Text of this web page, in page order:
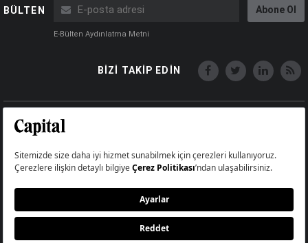
BÜLTEN Abone Ol
E-Bülten Aydınlatma Metni
BİZİ TAKİP EDİN
Big Medya Teknoloji A.Ş.
Üsküdar İstanbul Turkey